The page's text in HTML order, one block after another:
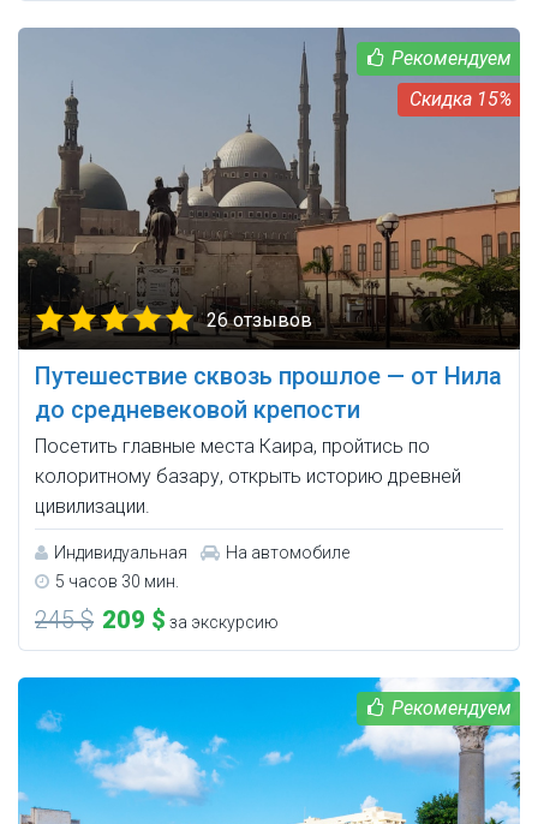
15%
26 отзывов
Путешествие сквозь прошлое — от Нила
до средневековой крепости
Посетить главные места Каира, пройтись по
колоритному базару, открыть историю древней
цивилизации.
Индивидуальная
На автомобиле
5 часов 30 мин.
245 $ 209 $ за экскурсию